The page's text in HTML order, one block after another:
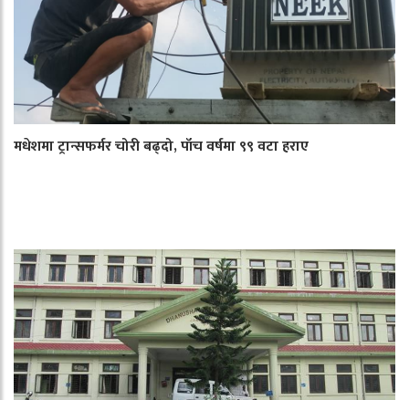
मधेशमा ट्रान्सफर्मर चोरी बढ्दो, पाँच वर्षमा ९९ वटा हराए